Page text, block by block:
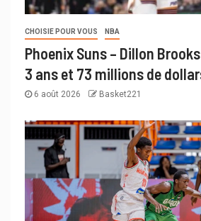
CHOISIE POUR VOUS NBA
Phoenix Suns – Dillon
3 ans et 73 millions de
6 août 2026 Basket221